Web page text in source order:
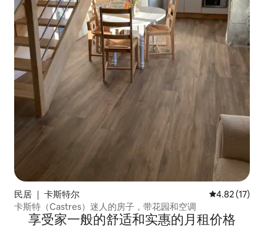
民居 ｜ 卡斯特尔 平均评分
4.82 (17)
卡斯特（Castres）迷人的房子，带花园和空调
享受家一般的舒适和实惠的月租价格